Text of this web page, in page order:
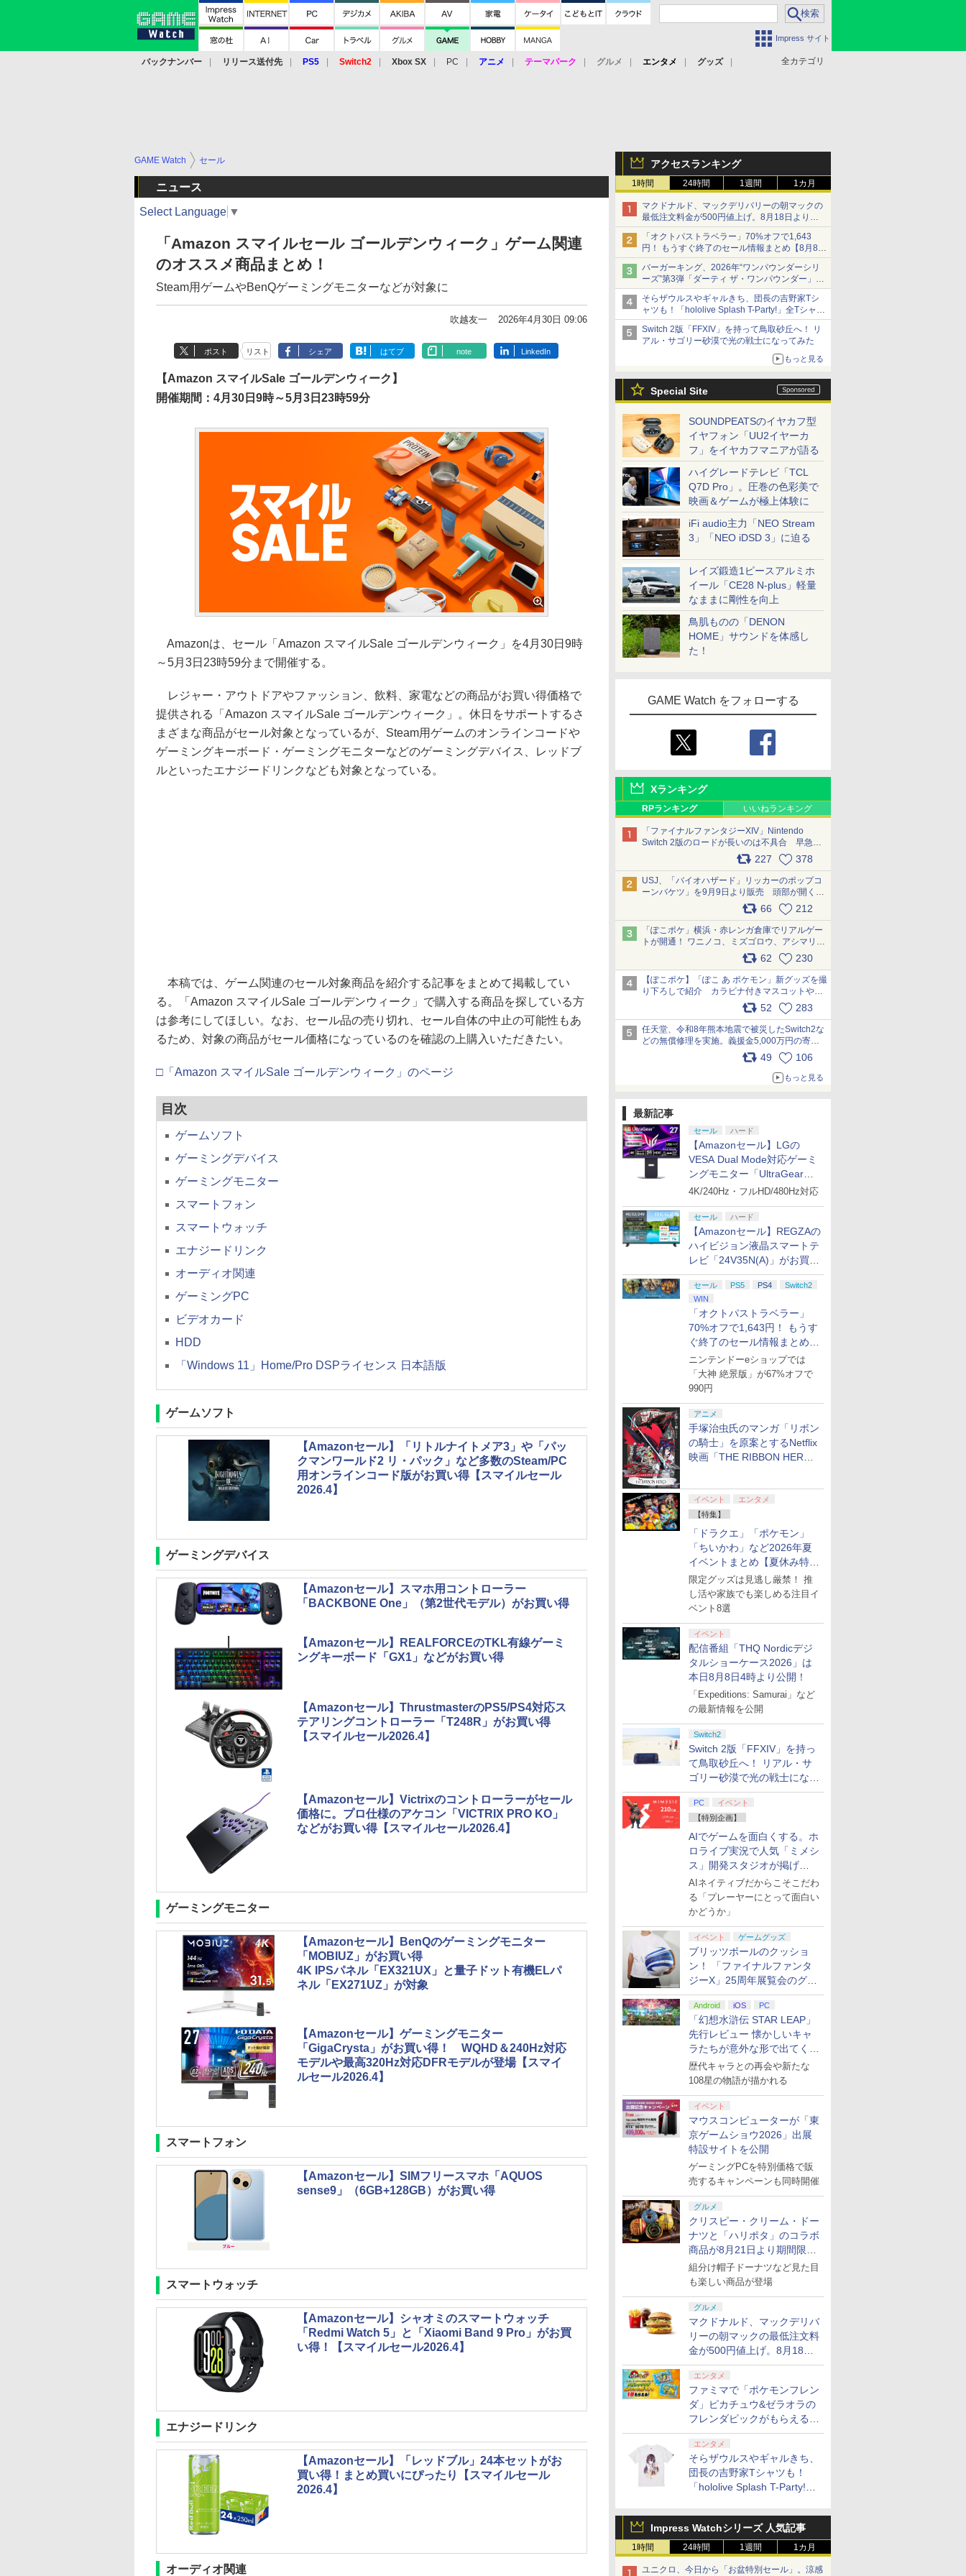
Impress サイト
全カテゴリ
バックナンバー リリース送付先 PS5 Switch2 Xbox SX PC アニメ テーマパーク グルメ エンタメ
グッズ
アクセスランキング
1時間 24時間 1週間 1カ月
マクドナルド、マックデリバリーの朝マックの
最低注文料金が500円値上げ。8月18日より
1,500円から受付
「オクトパストラベラー」70%オフで1,643
円！ もうすぐ終了のセール情報まとめ【8月8日
更新】
ニンテンドーeショップでは「大神 絶景版」が
67%オフで990円
バーガーキング、2026年“ワンパウンダーシリ
ーズ”第3弾「ダーティ ザ・ワンパウンダー」を
8月7日発売
「特製ガーリックマヨソース」を使用した超大
型チーズバーガー
そらザウルスやギャルきち、団長の吉野家Tシ
ャツも！「hololive Splash T-Party!」全Tシャツ
ラインナップ公開＆オンライン販売開始
Switch 2版「FFXIV」を持って鳥取砂丘へ！ リ
アル・サゴリー砂漠で光の戦士になってみた
もっと見る
Special Site
SOUNDPEATSのイヤカフ型
イヤフォン「UU2イヤーカ
フ」をイヤカフマニアが語る
ハイグレードテレビ「TCL
Q7D Pro」。圧巻の色彩美で
映画＆ゲームが極上体験に
iFi audio主力「NEO Stream
3」「NEO iDSD 3」に迫る
レイズ鍛造1ピースアルミホ
イール「CE28 N-plus」軽量
なままに剛性を向上
鳥肌ものの「DENON
HOME」サウンドを体感し
た！
GAME Watch をフォローする
Xランキング
RPランキング いいねランキング
「ファイナルファンタジーXIV」Nintendo
Switch 2版のロードが長いのは不具合 早急に
アップデートできるよう対応中227 378
USJ、「バイオハザード」リッカーのポップコ
ーンバケツ」を9月9日より販売 頭部が開く仕
組み。味は恐怖を堪のう「味噌フレーバー」
66 212
「ぽこポケ」横浜・赤レンガ倉庫でリアルゲー
トが開通！ ワニノコ、ミズゴロウ、アシマリ登
場シーンをレポート pic.x.com/LDgEByVl6D
62 230
【ぽこポケ】「ぽこ あ ポケモン」新グッズを撮
り下ろしで紹介 カラビナ付きマスコットやス
52 283
任天堂、令和8年熊本地震で被災したSwitch2な
どの無償修理を実施。義援金5,000万円の寄付
も発表 pic.x.com/BAYsMfUfUC
49 106
もっと見る
最新記事
セール ハード
【Amazonセール】LGの
VESA Dual Mode対応ゲーミ
ングモニター「UltraGear
27G850A-B」がお買い得！
4K/240Hz・フルHD/480Hz対応
セール ハード
【Amazonセール】REGZAの
ハイビジョン液晶スマートテ
レビ「24V35N(A)」がお買い
得！
セール PS5 PS4
Switch2
WIN
「オクトパストラベラー」
70%オフで1,643円！ もうす
ぐ終了のセール情報まとめ
【8月8日更新】
ニンテンドーeショップでは
「大神 絶景版」が67%オフで
990円
アニメ
手塚治虫氏のマンガ「リボン
の騎士」を原案とするNetflix
映画「THE RIBBON HERO
イベント
エンタメ
【特集】
「ドラクエ」「ポケモン」
「ちいかわ」など2026年夏
イベントまとめ【夏休み特
集】
限定グッズは見逃し厳禁！ 推
し活や家族でも楽しめる注目イ
ベント8選
イベント
配信番組「THQ Nordicデジ
タルショーケース2026」は
本日8月8日4時より公開！
「Expeditions: Samurai」など
の最新情報を公開
Switch2
Switch 2版「FFXIV」を持っ
て鳥取砂丘へ！ リアル・サ
ゴリー砂漠で光の戦士になっ
てみた
PC
イベント
【特別企画】
AIでゲームを面白くする。ホ
ロライブ実況で人気「ミメシ
ス」開発スタジオが掲げ
る“AI活用の信念”とは？【講
演レポート】
AIネイティブだからこそこだわ
る「プレーヤーにとって面白い
かどうか」
イベント ゲームグッズ
ブリッツボールのクッショ
ン！ 「ファイナルファンタ
ジーX」25周年展覧会のグッ
ズ情報が公開
Android iOS PC
「幻想水滸伝 STAR LEAP」
先行レビュー 懐かしいキャ
ラたちが意外な形で出てくる
シリーズ完全新作！
歴代キャラとの再会や新たな
108星の物語が描かれる
イベント
マウスコンピューターが「東
京ゲームショウ2026」出展
特設サイトを公開
ゲーミングPCを特別価格で販
売するキャンペーンも同時開催
グルメ
クリスピー・クリーム・ドー
ナツと「ハリポタ」のコラボ
商品が8月21日より期間限定
で発売
組分け帽子ドーナツなど見た目
も楽しい商品が登場
グルメ
マクドナルド、マックデリバ
リーの朝マックの最低注文料
金が500円値上げ。8月18日
より1,500円から受付
エンタメ
ファミマで「ポケモンフレン
ダ」ピカチュウ&ゼラオラの
フレンダピックがもらえるキ
ャンペーン開催！
エンタメ
そらザウルスやギャルきち、
団長の吉野家Tシャツも！
「hololive Splash T-Party!」
＆オンライン販売開始
Impress Watchシリーズ 人気記事
1時間 24時間 1週間 1カ月
ユニクロ、今日から「お盆特別セール」。涼感
GAME Watch セール
ニュース
Select Language ▼
「Amazon スマイルセール ゴールデンウィーク」ゲーム関連
のオススメ商品まとめ！
Steam用ゲームやBenQゲーミングモニターなどが対象に
吹越友一 2026年4月30日 09:06
ポスト リスト シェア はてブ note LinkedIn
【Amazon スマイルSale ゴールデンウィーク】
開催期間：4月30日9時～5月3日23時59分
Amazonは、セール「Amazon スマイルSale ゴールデンウィーク」を4月30日9時
～5月3日23時59分まで開催する。
レジャー・アウトドアやファッション、飲料、家電などの商品がお買い得価格で
提供される「Amazon スマイルSale ゴールデンウィーク」。休日をサポートするさ
まざまな商品がセール対象となっているが、Steam用ゲームのオンラインコードや
ゲーミングキーボード・ゲーミングモニターなどのゲーミングデバイス、レッドブ
ルといったエナジードリンクなども対象となっている。
本稿では、ゲーム関連のセール対象商品を紹介する記事をまとめて掲載してい
る。「Amazon スマイルSale ゴールデンウィーク」で購入する商品を探している方
は参考にしてほしい。なお、セール品の売り切れ、セール自体の中止の可能性もあ
るため、対象の商品がセール価格になっているのを確認の上購入いただきたい。
□「Amazon スマイルSale ゴールデンウィーク」のページ
目次
ゲームソフト
ゲーミングデバイス
ゲーミングモニター
スマートフォン
スマートウォッチ
エナジードリンク
オーディオ関連
ゲーミングPC
ビデオカード
HDD
「Windows 11」Home/Pro DSPライセンス 日本語版
ゲームソフト
【Amazonセール】「リトルナイトメア3」や「パッ
クマンワールド2 リ・パック」など多数のSteam/PC
用オンラインコード版がお買い得【スマイルセール
2026.4】
ゲーミングデバイス
【Amazonセール】スマホ用コントローラー
「BACKBONE One」（第2世代モデル）がお買い得
【Amazonセール】REALFORCEのTKL有線ゲーミ
ングキーボード「GX1」などがお買い得
【Amazonセール】ThrustmasterのPS5/PS4対応ス
テアリングコントローラー「T248R」がお買い得
【スマイルセール2026.4】
【Amazonセール】Victrixのコントローラーがセール
価格に。プロ仕様のアケコン「VICTRIX PRO KO」
などがお買い得【スマイルセール2026.4】
ゲーミングモニター
【Amazonセール】BenQのゲーミングモニター
「MOBIUZ」がお買い得
4K IPSパネル「EX321UX」と量子ドット有機ELパ
ネル「EX271UZ」が対象
【Amazonセール】ゲーミングモニター
「GigaCrysta」がお買い得！ WQHD＆240Hz対応
モデルや最高320Hz対応DFRモデルが登場【スマイ
ルセール2026.4】
スマートフォン
【Amazonセール】SIMフリースマホ「AQUOS
sense9」（6GB+128GB）がお買い得
スマートウォッチ
【Amazonセール】シャオミのスマートウォッチ
「Redmi Watch 5」と「Xiaomi Band 9 Pro」がお買
い得！【スマイルセール2026.4】
エナジードリンク
【Amazonセール】「レッドブル」24本セットがお
買い得！まとめ買いにぴったり【スマイルセール
2026.4】
オーディオ関連